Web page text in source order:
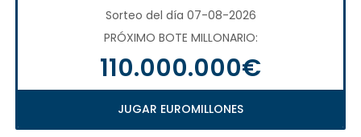
Sorteo del día 07-08-2026
PRÓXIMO BOTE MILLONARIO:
110.000.000€
JUGAR EUROMILLONES